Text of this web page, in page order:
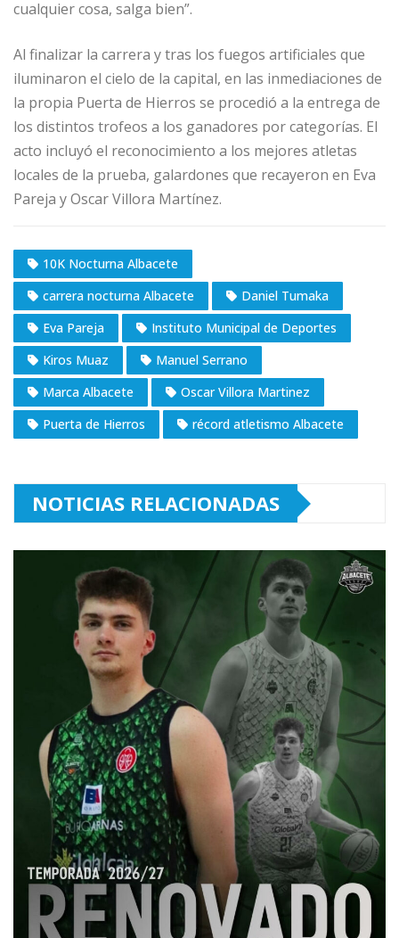
cualquier cosa, salga bien”.
Al finalizar la carrera y tras los fuegos artificiales que
iluminaron el cielo de la capital, en las inmediaciones de
la propia Puerta de Hierros se procedió a la entrega de
los distintos trofeos a los ganadores por categorías. El
acto incluyó el reconocimiento a los mejores atletas
locales de la prueba, galardones que recayeron en Eva
Pareja y Oscar Villora Martínez.
10K Nocturna Albacete
carrera nocturna Albacete
Daniel Tumaka
Eva Pareja
Instituto Municipal de Deportes
Kiros Muaz
Manuel Serrano
Marca Albacete
Oscar Villora Martinez
Puerta de Hierros
récord atletismo Albacete
NOTICIAS RELACIONADAS